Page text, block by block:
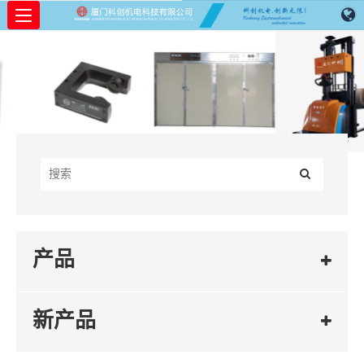
产品
新产品